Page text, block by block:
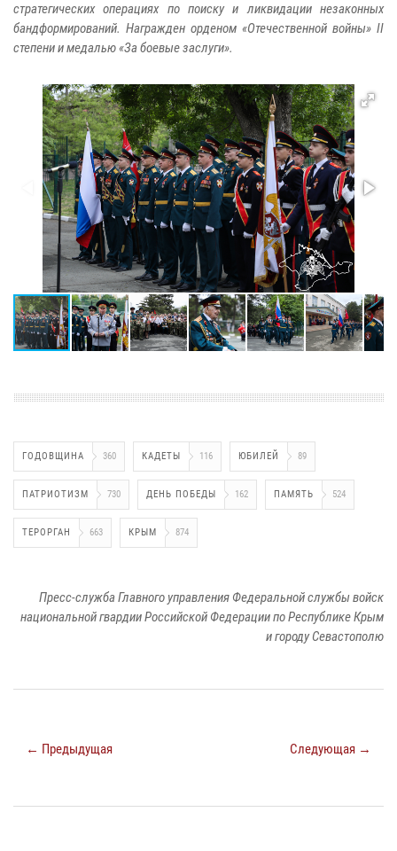
стратегических операциях по поиску и ликвидации незаконных
бандформирований. Награжден орденом «Отечественной войны» II
степени и медалью «За боевые заслуги».
ГОДОВЩИНА 360 КАДЕТЫ 116 ЮБИЛЕЙ 89
ПАТРИОТИЗМ 730 ДЕНЬ ПОБЕДЫ 162 ПАМЯТЬ 524
ТЕРОРГАН 663 КРЫМ 874
Пресс-служба Главного управления Федеральной службы войск
национальной гвардии Российской Федерации по Республике Крым
и городу Севастополю
← Предыдущая Следующая →